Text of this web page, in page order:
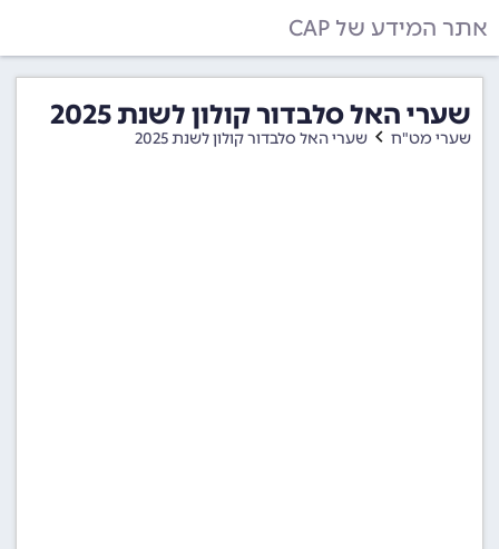
אתר המידע של CAP
שערי האל סלבדור קולון לשנת 2025
שערי מט"ח שערי האל סלבדור קולון לשנת 2025